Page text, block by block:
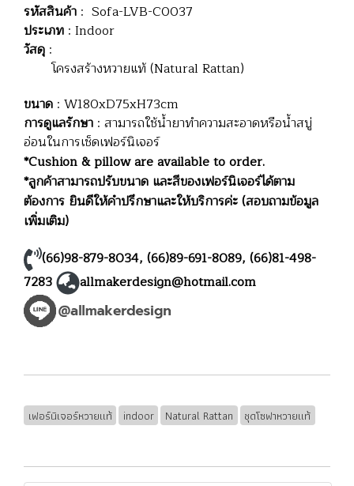
รหัสสินค้า : Sofa-LVB-C0037
ประเภท : Indoor
วัสดุ :
โครงสร้างหวายแท้ (Natural Rattan)
ขนาด : W180xD75xH73cm
การดูแลรักษา : สามารถใช้น้ำยาทำความสะอาดหรือน้ำสบู่
อ่อนในการเช็ดเฟอร์นิเจอร์
*Cushion & pillow are available to order.
*ลูกค้าสามารถปรับขนาด และสีของเฟอร์นิเจอร์ได้ตาม
ต้องการ ยินดีให้คำปรึกษาและให้บริการค่ะ (สอบถามข้อมูล
เพิ่มเติม)
(66)98-879-8034, (66)89-691-8089, (66)81-498-
7283
allmakerdesign@hotmail.com
เฟอร์นิเจอร์หวายแท้ indoor Natural Rattan ชุดโซฟาหวายแท้